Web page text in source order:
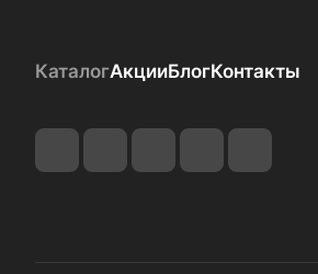
КаталогАкцииБлогКонтакты